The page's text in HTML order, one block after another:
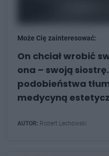
Może Cię zainteresować:
On chciał wrobić
ona – swoją
podobieństwa
medycyną
AUTOR: Robert Lechowski